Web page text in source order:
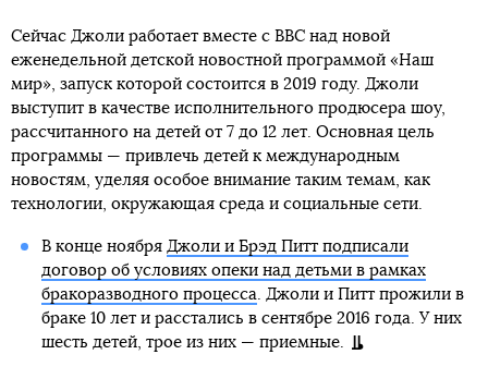
Сейчас Джоли работает вместе с ВВС над новой
еженедельной детской новостной программой «Наш
мир», запуск которой состоится в 2019 году. Джоли
выступит в качестве исполнительного продюсера шоу,
рассчитанного на детей от 7 до 12 лет. Основная цель
программы — привлечь детей к международным
новостям, уделяя особое внимание таким темам, как
технологии, окружающая среда и социальные сети.
В конце ноября Джоли и Брэд Питт подписали
договор об условиях опеки над детьми в рамках
бракоразводного процесса. Джоли и Питт прожили в
браке 10 лет и расстались в сентябре 2016 года. У них
шесть детей, трое из них — приемные.